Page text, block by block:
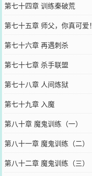
第七十四章 训练秦破荒
第七十五章 师父，你真可爱！
第七十六章 再遇刺杀
第七十七章 杀手联盟
第七十八章 人间炼狱
第七十九章 入魔
第八十章 魔鬼训练（一）
第八十一章 魔鬼训练（二）
第八十二章 魔鬼训练（三）